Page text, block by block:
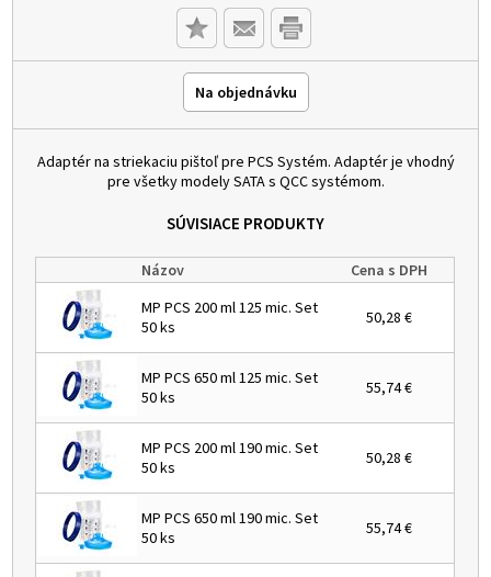
Na objednávku
Adaptér na striekaciu pištoľ pre PCS Systém. Adaptér je vhodný
pre všetky modely SATA s QCC systémom.
SÚVISIACE PRODUKTY
Názov
Cena s DPH
MP PCS 200 ml 125 mic. Set
50 ks
50,28 €
MP PCS 650 ml 125 mic. Set
50 ks
55,74 €
MP PCS 200 ml 190 mic. Set
50 ks
50,28 €
MP PCS 650 ml 190 mic. Set
50 ks
55,74 €